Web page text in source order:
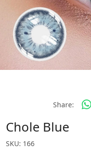
Share:
Chole Blue
SKU: 166